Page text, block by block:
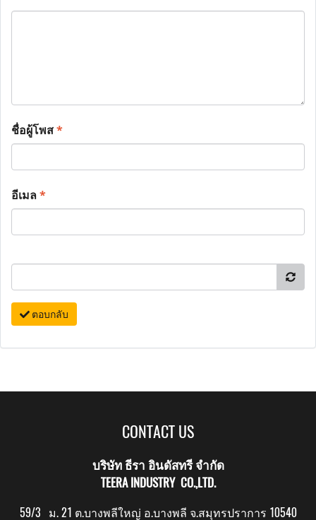
ชื่อผู้โพส*
อีเมล*
ตอบกลับ
CONTACT US
บริษัท ธีรา อินดัสทรี จำกัด
TEERA INDUSTRY CO.,LTD.
59/3 ม. 21 ต.บางพลีใหญ่ อ.บางพลี จ.สมุทรปราการ 10540